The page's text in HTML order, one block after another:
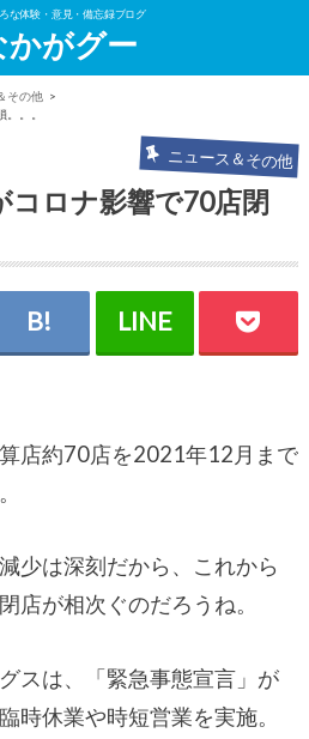
な体験・意見・備忘録ブログ
かがグー
その他
。。
ニュース＆その他
コロナ影響で70店閉
店約70店を2021年12月まで
少は深刻だから、これから
店が相次ぐのだろうね。
スは、「緊急事態宣言」が
時休業や時短営業を実施。